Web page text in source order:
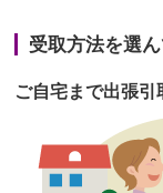
第39回人形
第38回人形供
受取方法を選
ご自宅まで出張引